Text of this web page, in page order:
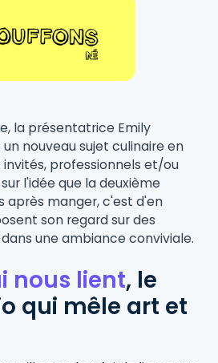
la présentatrice Emily
nouveau sujet culinaire en
professionnels et/ou
l'idée que la deuxième
après manger, c'est d'en
son regard sur des
une ambiance conviviale.
nous lient, le
qui mêle art et